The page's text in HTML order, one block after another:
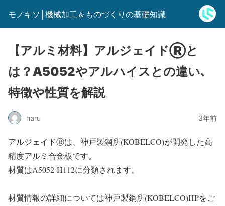
モノキソ│機械加工＆ものづくりの基礎知識
【アルミ材料】アルジェイドⓇと
は？A5052やアルハイスとの違い､
特徴や性質を解説
haru 3年前
アルジェイドⓇは、神戸製鋼所(KOBELCO)が開発した高
精度アルミ合金板です。
材質はA5052-H112に分類されます。
材質情報の詳細については神戸製鋼所(KOBELCO)HPをご